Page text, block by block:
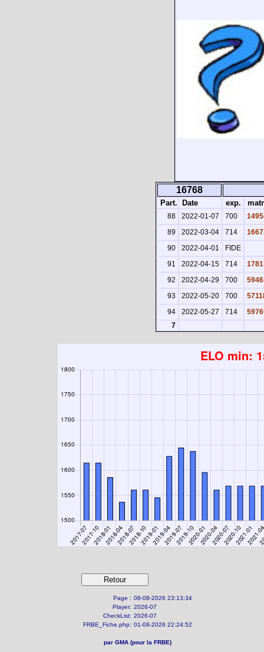
16768
Part. Date exp.
88 2022-01-07 700
89
2022-03-04 714
90
2022-04-01
FIDE
91
2022-04-15 714
92
2022-04-29 700
93
2022-05-20 700
94
2022-05-27 714
7
Page : 08-08-2026 23:13:34
Player: 2026-07
CheckList: 2026-07
FRBE_Fiche.php: 01-08-2026 22:24:52
par GMA (pour la FRBE)